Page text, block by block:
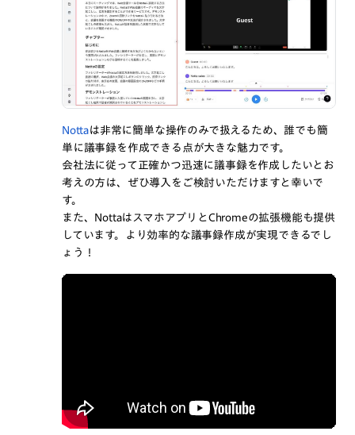
Nottaは非常に簡単な操作のみで扱えるため、誰でも簡
単に議事録を作成できる点が大きな魅力です。
会社法に従って正確かつ迅速に議事録を作成したいとお
考えの方は、ぜひ導入をご検討いただけますと幸いで
す。
また、NottaはスマホアプリとChromeの拡張機能も提供
しています。より効率的な議事録作成が実現できるでし
ょう！